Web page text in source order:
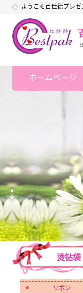
ようこそ百仕德プレ
ホームページ
烫钻袋
リボン